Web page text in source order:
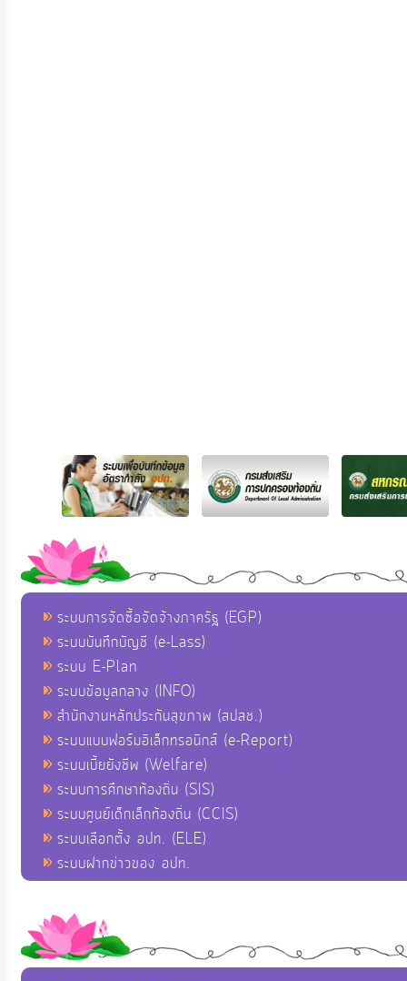
ระบบการจัดซื้อจัดจ้างภาครัฐ (EGP)
ระบบบันทึกบัญชี (e-Lass)
ระบบ E-Plan
ระบบข้อมูลกลาง (INFO)
สำนักงานหลักประกันสุขภาพ (สปสช.)
ระบบแบบฟอร์มอิเล็กทรอนิกส์ (e-Report)
ระบบเบี้ยยังชีพ (Welfare)
ระบบการศึกษาท้องถิ่น (SIS)
ระบบศูนย์เด็กเล็กท้องถิ่น (CCIS)
ระบบเลือกตั้ง อปท. (ELE)
ระบบฝากข่าวของ อปท.